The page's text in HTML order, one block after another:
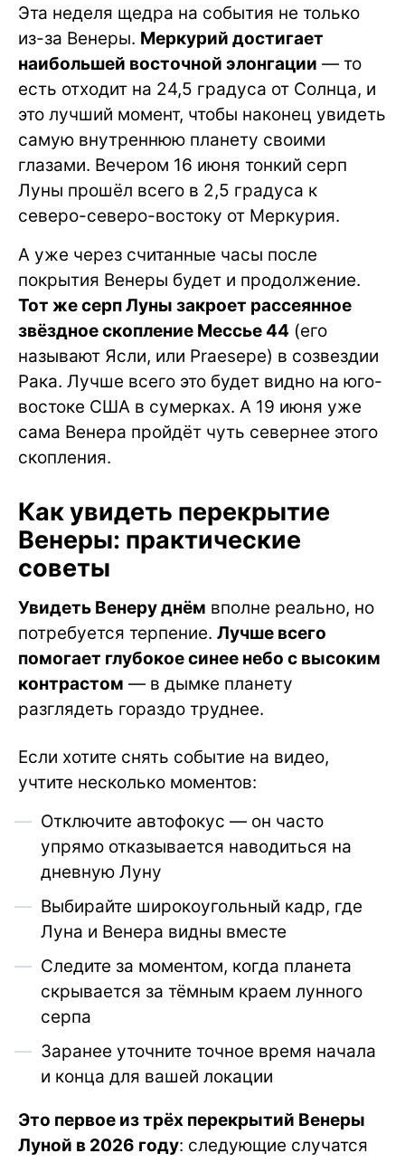
Эта неделя щедра на события не только
из-за Венеры. Меркурий достигает
наибольшей восточной элонгации — то
есть отходит на 24,5 градуса от Солнца, и
это лучший момент, чтобы наконец увидеть
самую внутреннюю планету своими
глазами. Вечером 16 июня тонкий серп
Луны прошёл всего в 2,5 градуса к
северо-северо-востоку от Меркурия.
А уже через считанные часы после
покрытия Венеры будет и продолжение.
Тот же серп Луны закроет рассеянное
звёздное скопление Мессье 44 (его
называют Ясли, или Praesepe) в созвездии
Рака. Лучше всего это будет видно на юго-
востоке США в сумерках. А 19 июня уже
сама Венера пройдёт чуть севернее этого
скопления.
Как увидеть перекрытие
Венеры: практические
советы
Увидеть Венеру днём вполне реально, но
потребуется терпение. Лучше всего
помогает глубокое синее небо с высоким
контрастом — в дымке планету
разглядеть гораздо труднее.
Если хотите снять событие на видео,
учтите несколько моментов:
Отключите автофокус — он часто
упрямо отказывается наводиться на
дневную Луну
Выбирайте широкоугольный кадр, где
Луна и Венера видны вместе
Следите за моментом, когда планета
скрывается за тёмным краем лунного
серпа
Заранее уточните точное время начала
и конца для вашей локации
Это первое из трёх перекрытий Венеры
Луной в 2026 году: следующие случатся